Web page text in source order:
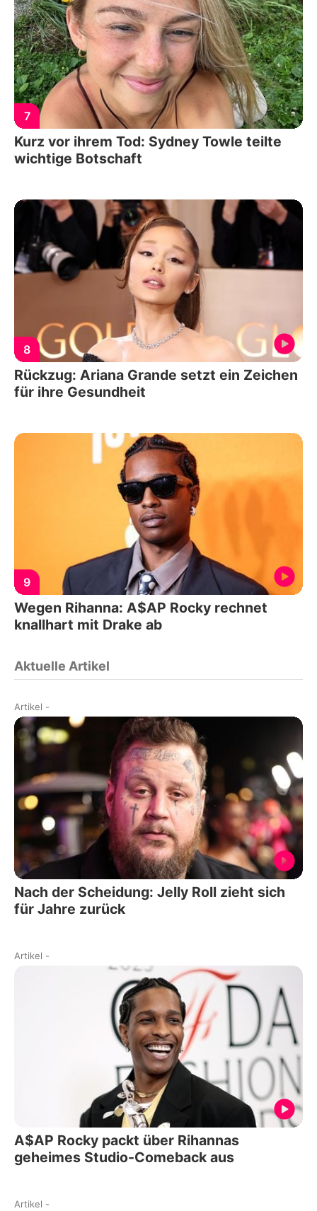
7
Kurz vor ihrem Tod: Sydney Towle teilte
wichtige Botschaft
8
Rückzug: Ariana Grande setzt ein Zeichen
für ihre Gesundheit
9
Wegen Rihanna: A$AP Rocky rechnet
knallhart mit Drake ab
Aktuelle Artikel
Artikel -
Nach der Scheidung: Jelly Roll zieht sich
für Jahre zurück
Artikel -
A$AP Rocky packt über Rihannas
geheimes Studio-Comeback aus
Artikel -